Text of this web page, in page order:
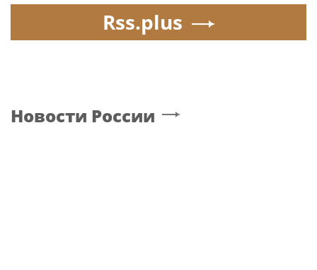
Rss.plus
Новости России